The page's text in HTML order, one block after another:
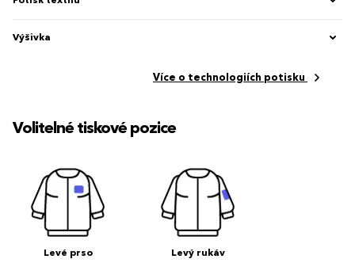
Výšivka
Více o technologiích potisku
Volitelné tiskové pozice
Levé prso Levý rukáv